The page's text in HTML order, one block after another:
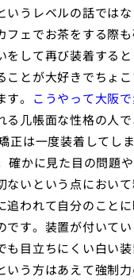
うレベルの話では
ェでお茶をする際
して再び装着する
とが大好きでちょ
。 こうやって大阪
几帳面な性格の人
正は一度装着してし
確かに見た目の問題
いという点におい
われて自分のことに
す。装置が付いて
目立ちにくい白い
う方はあえて強制